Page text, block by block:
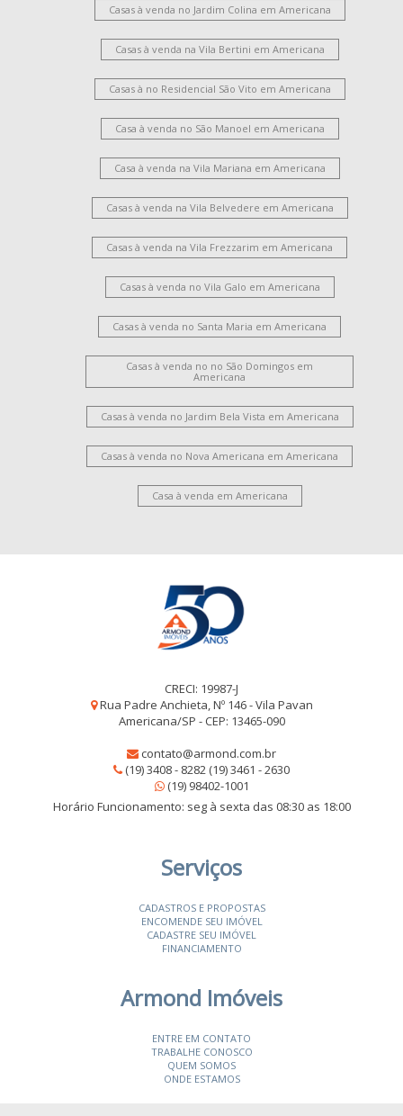
Casas à venda no Jardim Colina em Americana
Casas à venda na Vila Bertini em Americana
Casas à no Residencial São Vito em Americana
Casa à venda no São Manoel em Americana
Casa à venda na Vila Mariana em Americana
Casas à venda na Vila Belvedere em Americana
Casas à venda na Vila Frezzarim em Americana
Casas à venda no Vila Galo em Americana
Casas à venda no Santa Maria em Americana
Casas à venda no no São Domingos em
Americana
Casas à venda no Jardim Bela Vista em Americana
Casas à venda no Nova Americana em Americana
Casa à venda em Americana
CRECI: 19987-J
Rua Padre Anchieta, Nº 146 - Vila Pavan
Americana/SP - CEP: 13465-090
contato@armond.com.br
(19) 3408 - 8282 (19) 3461 - 2630
(19) 98402-1001
Horário Funcionamento: seg à sexta das 08:30 as 18:00
Serviços
CADASTROS E PROPOSTAS
ENCOMENDE SEU IMÓVEL
CADASTRE SEU IMÓVEL
FINANCIAMENTO
Armond Imóveis
ENTRE EM CONTATO
TRABALHE CONOSCO
QUEM SOMOS
ONDE ESTAMOS